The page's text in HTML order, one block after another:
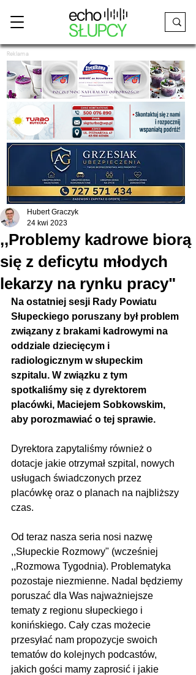
Reklama
,,Problemy kadrowe biorą
się z deficytu młodych
lekarzy na rynku pracy"
Hubert Graczyk
24 kwi 2023
Na ostatniej sesji Rady Powiatu
Słupeckiego poruszany był problem
związany z brakami kadrowymi na
oddziale dziecięcym i
radiologicznym w słupeckim
szpitalu. W związku z tym
spotkaliśmy się z dyrektorem
placówki, Maciejem Sobkowskim,
aby porozmawiać o tej sprawie.
Dyrektora zapytaliśmy również o
dotacje jakie otrzymał szpital, nowych
usługach świadczonych przez
placówkę oraz o planach na najbliższy
czas.
Od teraz nasza seria nosi nazwę
,,Słupeckie Rozmowy" (wcześniej
,,Rozmowa Tygodnia). Problematyka
pozostaje niezmienne. Nadal będziemy
poruszać dla Was najważniejsze
tematy z regionu słupeckiego i
konińskiego. Cały czas możecie
przesyłać nam propozycje swoich
tematów do kolejnych podcastów,
jakich gości mamy zaprosić i jakie